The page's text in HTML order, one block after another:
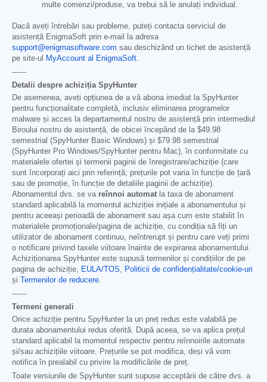
multe comenzi/produse, va trebui să le anulați individual.
Dacă aveți întrebări sau probleme, puteți contacta serviciul de
asistență EnigmaSoft prin e-mail la adresa
support@enigmasoftware.com sau deschizând un tichet de asistență
pe site-ul
MyAccount al EnigmaSoft.
------
Detalii despre achiziția SpyHunter
De asemenea, aveți opțiunea de a vă abona imediat la SpyHunter
pentru funcționalitate completă, inclusiv eliminarea programelor
malware și acces la departamentul nostru de asistență prin intermediul
Biroului nostru de asistență, de obicei începând de la $49.98
semestrial (SpyHunter Basic Windows) și $79.98 semestrial
(SpyHunter Pro Windows/SpyHunter pentru Mac), în conformitate cu
materialele ofertei și termenii paginii de înregistrare/achiziție (care
sunt încorporați aici prin referință; prețurile pot varia în funcție de țară
sau de promoție, în funcție de detaliile paginii de achiziție).
Abonamentul dvs. se va reînnoi automat la taxa de abonament
standard aplicabilă la momentul achiziției inițiale a abonamentului și
pentru aceeași perioadă de abonament sau așa cum este stabilit în
materialele promoționale/pagina de achiziție, cu condiția să fiți un
utilizator de abonament continuu, neîntrerupt și pentru care veți primi
o notificare privind taxele viitoare înainte de expirarea abonamentului.
Achiziționarea SpyHunter este supusă termenilor și condițiilor de pe
pagina de achiziție, EULA/TOS, Politicii de confidențialitate/cookie-uri
și
Termenilor de reducere.
------
Termeni generali
Orice achiziție pentru SpyHunter la un preț redus este valabilă pe
durata abonamentului redus oferită. După aceea, se va aplica prețul
standard aplicabil la momentul respectiv pentru reînnoirile automate
și/sau achizițiile viitoare. Prețurile se pot modifica, deși vă vom
notifica în prealabil cu privire la modificările de preț.
Toate versiunile de SpyHunter sunt supuse acceptării de către dvs. a